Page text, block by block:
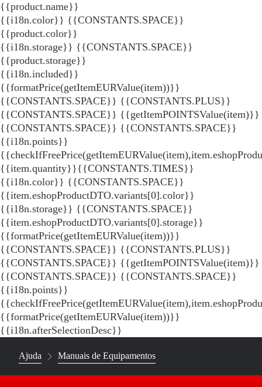
{{product.name}}
{{i18n.color}} {{CONSTANTS.SPACE}}
{{product.color}}
{{i18n.storage}} {{CONSTANTS.SPACE}}
{{product.storage}}
{{i18n.included}}
{{formatPrice(getItemEURValue(item))}}
{{CONSTANTS.SPACE}} {{CONSTANTS.PLUS}}
{{CONSTANTS.SPACE}} {{getItemPOINTSValue(item)}}
{{CONSTANTS.SPACE}} {{CONSTANTS.SPACE}}
{{i18n.points}}
{{item.quantity}}{{CONSTANTS.TIMES}}
{{i18n.color}} {{CONSTANTS.SPACE}}
{{item.eshopProductDTO.variants[0].color}}
{{i18n.storage}} {{CONSTANTS.SPACE}}
{{item.eshopProductDTO.variants[0].storage}}
{{formatPrice(getItemEURValue(item))}}
{{CONSTANTS.SPACE}} {{CONSTANTS.PLUS}}
{{CONSTANTS.SPACE}} {{getItemPOINTSValue(item)}}
{{CONSTANTS.SPACE}} {{CONSTANTS.SPACE}}
{{i18n.points}}
{{formatPrice(getItemEURValue(item))}}
{{i18n.afterSelectionDesc}}
Ajuda Manuais de Equipamentos